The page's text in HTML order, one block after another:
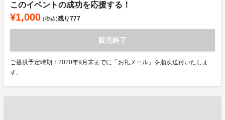
このイベントの成功を応援する！
¥1,000 (税込)残り777
販売終了
ご提供予定時期：2020年9月末までに「お礼メール」を順次送付いたしま
す。